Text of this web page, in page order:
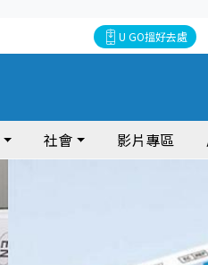
U GO搵好去處
社會 影片專區